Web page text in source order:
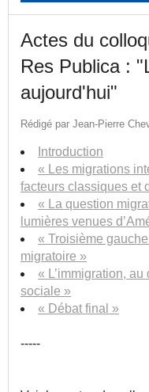
Actes du
Res Publica :
aujourd'hui"
Rédigé par Jean-Pierre
Introduction
« Les migrations
facteurs classiques et
« La question
lumières venues
« Troisième
migratoire »
« L’immigration,
sociale »
« Débat final »
-----